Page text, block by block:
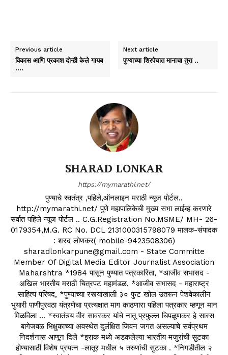
Previous article
विकास आणि प्रकाश दोन्ही केले गायब
….
Next article
पुण्याच्या शिरपेचात मानाचा तुरा ..
SHARAD LONKAR
https://mymarathi.net/
पुण्याचे स्वतंत्र ,पहिले,ऑनलाइन मराठी न्यूज पोर्टल..
http://mymarathi.net/ पुणे महापालिकेची मुख्य सभा लाईव्ह करणारे
सर्वात पहिले न्यूज पोर्टल .. C.G.Registration No.MSME/ MH- 26-
0179354,M.G. RC No. DCL 2131000315798079 मालक-संपादक
: शरद लोणकर( mobile-9423508306)
sharadlonkarpune@gmail.com - State Committe
Member Of Digital Media Editor Journalist Association
Maharshtra *1984 पासून पुण्यात पत्रकारिता, *आजीव सभासद -
अखिल भारतीय मराठी चित्रपट महामंडळ, *आजीव सभासद - महाराष्ट्र
साहित्य परिषद, *पुण्याच्या रस्त्याखाली ३० फुट खोल उतरून पेशवेकालीन
भुयारी पाणीपुरवठा यंत्रणेचा प्रत्यक्षात माग काढणारा पहिला पत्रकार म्हणून मान
मिळविला ... *स्वातंत्र्य वीर सावरकर यांचे नातू प्रफुल्ल चिपळूणकर हे सारस
बागेजवळ भिक्षुकाच्या अवस्थेत दुर्लक्षित जिवन जगत असल्याचे सर्वप्रथम
निदर्शनास आणून दिले *इराक मध्ये अडकलेल्या भारतीय मजुरांची सुटका
होण्यासाठी विशेष प्रयत्न -लातूर मधील ५ तरुणांची सुटका . *निगडीतील २